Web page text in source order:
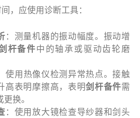
，应使用诊断工具：
：测量机器的振动幅度。振动增
杆备件中的轴承或驱动齿轮磨
使用热像仪检测异常热点。接触
高表明摩擦高，表明剑杆备件需
换。
：使用放大镜检查导纱器和剑头